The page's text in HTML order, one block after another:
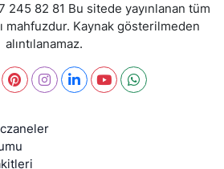
245 82 81 Bu sitede yayınlanan tüm
mahfuzdur. Kaynak gösterilmeden
alıntılanamaz.